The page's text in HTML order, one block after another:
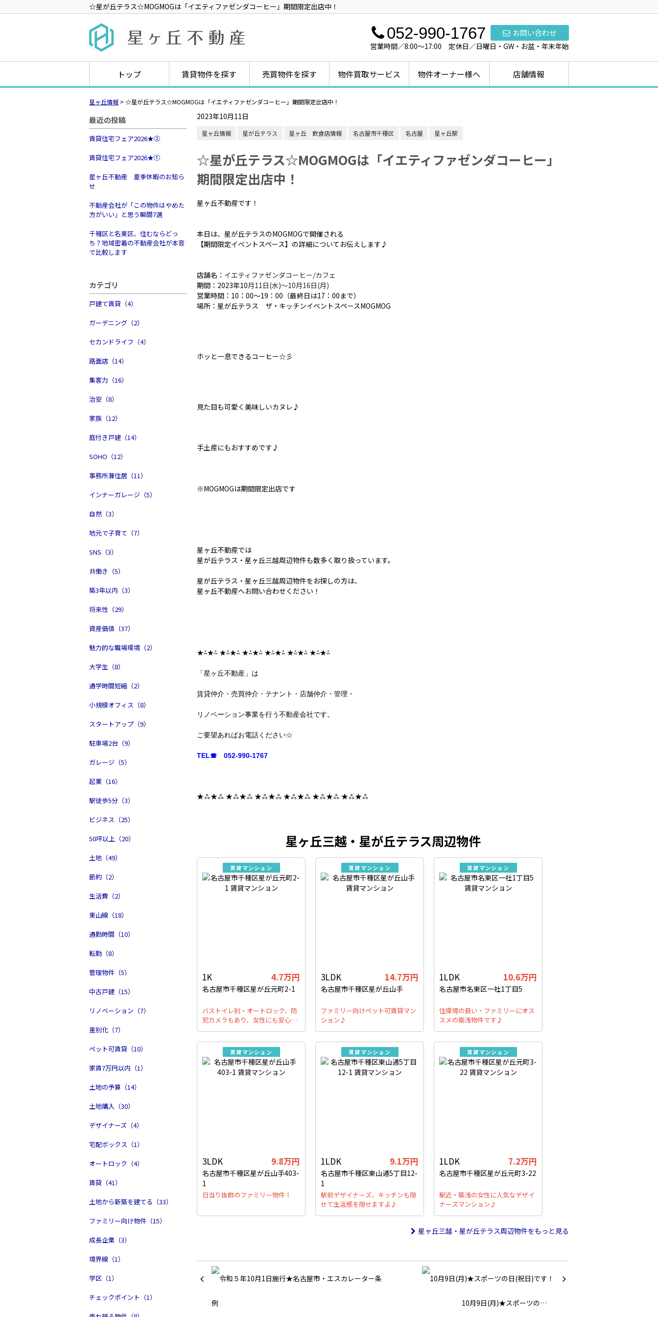
☆星が丘テラス☆MOGMOGは「イエティファゼンダコーヒー」期間限定出店中！
お問い合わせ
052-990-1767
営業時間／8:00～17:00 定休日／日曜日・GW・お盆・年末年始
トップ 賃貸物件を探す 売買物件を探す 物件買取サービス 物件オーナー様へ 店舗情報
星ヶ丘情報 > ☆星が丘テラス☆MOGMOGは「イエティファゼンダコーヒー」期間限定出店中！
最近の投稿
賃貸住宅フェア2026★➁
賃貸住宅フェア2026★①
星ヶ丘不動産 夏季休暇のお知ら
せ
不動産会社が「この物件はやめた
方がいい」と思う瞬間7選
千種区と名東区、住むならどっ
ち？地域密着の不動産会社が本音
で比較します
カテゴリ
戸建て賃貸（4）
ガーデニング（2）
セカンドライフ（4）
路面店（14）
集客力（16）
治安（8）
家族（12）
庭付き戸建（14）
SOHO（12）
事務所兼住居（11）
インナーガレージ（5）
自然（3）
地元で子育て（7）
SNS（3）
共働き（5）
築3年以内（3）
将来性（29）
資産価値（37）
魅力的な職場環境（2）
大学生（8）
通学時間短縮（2）
小規模オフィス（8）
スタートアップ（9）
駐車場2台（9）
ガレージ（5）
起業（16）
駅徒歩5分（3）
ビジネス（25）
50坪以上（20）
土地（49）
節約（2）
生活費（2）
東山線（18）
通勤時間（10）
転勤（8）
管理物件（5）
中古戸建（15）
リノベーション（7）
差別化（7）
ペット可賃貸（10）
家賃7万円以内（1）
土地の予算（14）
土地購入（30）
デザイナーズ（4）
宅配ボックス（1）
オートロック（4）
賃貸（41）
土地から新築を建てる（33）
ファミリー向け物件（15）
成長企業（3）
境界線（1）
学区（1）
チェックポイント（1）
2023年10月11日
星ヶ丘情報 星が丘テラス 星ヶ丘 飲食店情報 名古屋市千種区 名古屋 星ヶ丘駅
☆星が丘テラス☆MOGMOGは「イエティファゼンダコーヒー」
期間限定出店中！
星ヶ丘不動産です！
本日は、星が丘テラスのMOGMOGで開催される
【期間限定イベントスペース】の詳細についてお伝えします♪
店舗名： イエティファゼンダコーヒー/カフェ
期間：2023年10月11日(水)～10月16日(月)
営業時間：10：00〜19：00（最終日は17：00まで）
場所：星が丘テラス ザ・キッチンイベントスペースMOGMOG
ホッと一息できるコーヒー☆彡
見た目も可愛く美味しいカヌレ♪
手土産にもおすすめです♪
※MOGMOGは期間限定出店です
星ヶ丘不動産では
星が丘テラス・星ヶ丘三越周辺物件も数多く取り扱っています。
星が丘テラス・星ヶ丘三越周辺物件をお探しの方は、
星ヶ丘不動産へお問い合わせください！
★⁂★⁂ ★⁂★⁂ ★⁂★⁂ ★⁂★⁂ ★⁂★⁂ ★⁂★⁂
「星ヶ丘不動産」は
賃貸仲介・売買仲介・テナント・店舗仲介・管理・
リノベーション事業を行う不動産会社です。
ご要望あればお電話ください☆
TEL☎ 052-990-1767
★⁂★⁂ ★⁂★⁂ ★⁂★⁂ ★⁂★⁂ ★⁂★⁂ ★⁂★⁂
星ヶ丘三越・星が丘テラス周辺物件
賃貸マンション
1K 4.7万円
名古屋市千種区星が丘元町2-1
バストイレ別・オートロック、防
犯カメラもあり、女性にも安心…
賃貸マンション
3LDK 14.7万円
名古屋市千種区星が丘山手
ファミリー向けペット可賃貸マン
ション♪
賃貸マンション
1LDK 10.6万円
名古屋市名東区一社1丁目5
住環境の良い・ファミリーにオス
スメの築浅物件です♪
賃貸マンション
3LDK 9.8万円
名古屋市千種区星が丘山手403-
1
日当り抜群のファミリー物件！
賃貸マンション
1LDK 9.1万円
名古屋市千種区東山通5丁目12-
1
駅前デザイナーズ、キッチンも隠
せて生活感を隠せますよ♪
賃貸マンション
1LDK 7.2万円
名古屋市千種区星が丘元町3-22
駅近・築浅の女性に人気なデザイ
ナーズマンション♪
星ヶ丘三越・星が丘テラス周辺物件をもっと見る
10月9日(月)★スポーツの…